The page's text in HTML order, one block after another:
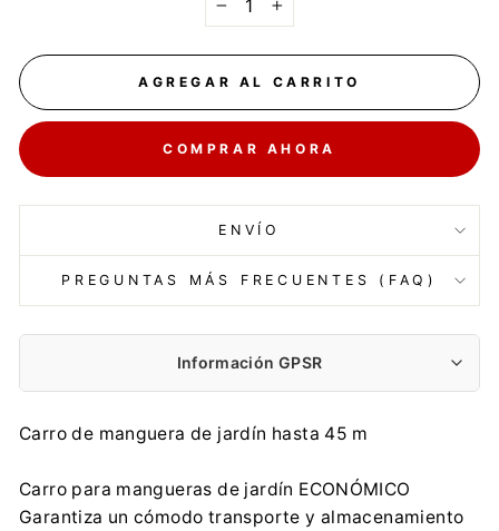
+
AGREGAR AL CARRITO
COMPRAR AHORA
ENVÍO
PREGUNTAS MÁS FRECUENTES (FAQ)
Información GPSR
Fabricante:
Cell-fast Sp. z o.o.
product@cellfast.com.pl
0048 13 43 210 31
Carro de manguera de jardín hasta 45 m
Carro para mangueras de jardín ECONÓMICO
Garantiza un cómodo transporte y almacenamiento